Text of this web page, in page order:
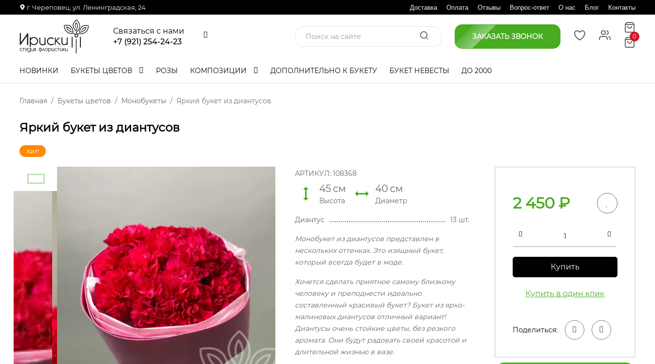
г. Череповец, ул. Ленинградская, 24 Доставка Оплата Отзывы Вопрос-ответ О нас Блог Контакты
Связаться с нами
+7 (921) 254-24-23
ЗАКАЗАТЬ ЗВОНОК 0
НОВИНКИ БУКЕТЫ ЦВЕТОВ РОЗЫ КОМПОЗИЦИИ ДОПОЛНИТЕЛЬНО К БУКЕТУ БУКЕТ НЕВЕСТЫ ДО 2000
Главная Букеты цветов Монобукеты Яркий букет из диантусов
Яркий букет из диантусов
Хит!
АРТИКУЛ: 108368
45 см
Высота
40 см
Диаметр
Диантус 13 шт.
Монобукет из диантусов представлен в
нескольких оттенках. Это изящный букет,
который всегда будет в моде.
Хочется сделать приятное самому близкому
человеку и преподнести идеально
составленный красивый букет? Букет из ярко-
малиновых диантусов отличный вариант!
Диантусы очень стойкие цветы, без резкого
аромата. Они будут радовать своей красотой и
длительной жизнью в вазе.
2 450₽
Купить
Купить в один клик
Поделиться: